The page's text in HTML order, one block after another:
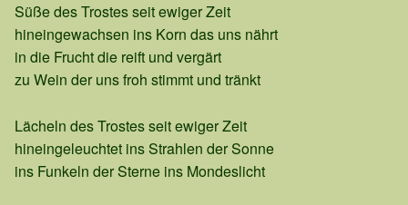
Süße des Trostes seit ewiger Zeit
hineingewachsen ins Korn das uns nährt
in die Frucht die reift und vergärt
zu Wein der uns froh stimmt und tränkt
Lächeln des Trostes seit ewiger Zeit
hineingeleuchtet ins Strahlen der Sonne
ins Funkeln der Sterne ins Mondeslicht